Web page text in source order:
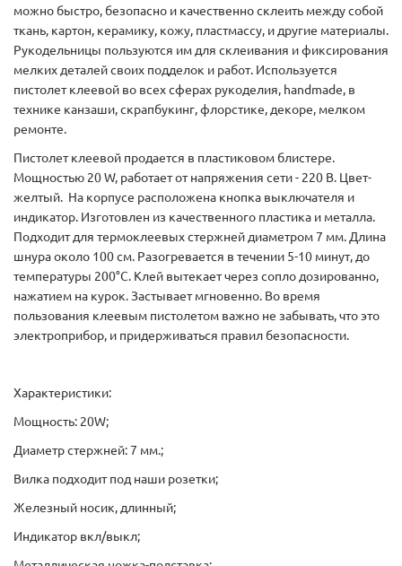
можно быстро, безопасно и качественно склеить между собой
ткань, картон, керамику, кожу, пластмассу, и другие материалы.
Рукодельницы пользуются им для склеивания и фиксирования
мелких деталей своих подделок и работ. Используется
пистолет клеевой во всех сферах рукоделия, handmade, в
технике канзаши, скрапбукинг, флорстике, декоре, мелком
ремонте.
Пистолет клеевой продается в пластиковом блистере.
Мощностью 20 W, работает от напряжения сети - 220 В. Цвет-
желтый. На корпусе расположена кнопка выключателя и
индикатор. Изготовлен из качественного пластика и металла.
Подходит для термоклеевых стержней диаметром 7 мм. Длина
шнура около 100 см. Разогревается в течении 5-10 минут, до
температуры 200°С. Клей вытекает через сопло дозированно,
нажатием на курок. Застывает мгновенно. Во время
пользования клеевым пистолетом важно не забывать, что это
электроприбор, и придерживаться правил безопасности.
Характеристики:
Мощность: 20W;
Диаметр стержней: 7 мм.;
Вилка подходит под наши розетки;
Железный носик, длинный;
Индикатор вкл/выкл;